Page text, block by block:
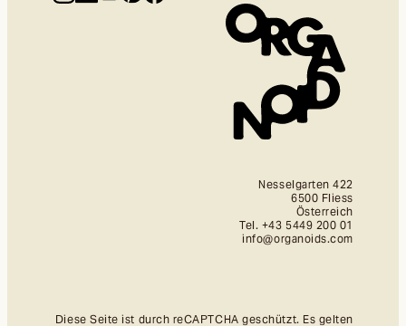
Nesselgarten 422
6500 Fliess
Österreich
Tel. +43 5449 200 01
info@organoids.com
Diese Seite ist durch reCAPTCHA geschützt. Es gelten